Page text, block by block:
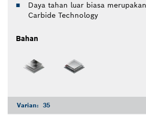
Daya tahan luar biasa
Carbide Technology
Bahan
Varian: 35